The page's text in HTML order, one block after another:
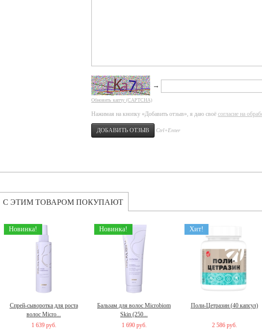
→
Обновить капчу (CAPTCHA)
Нажимая на кнопку «Добавить отзыв», я даю своё согласие на
Ctrl+Enter
С ЭТИМ ТОВАРОМ ПОКУПАЮТ
Новинка!
Спрей-сыворотка для роста
волос Micro...
1 639 руб.
Новинка!
Бальзам для волос Microbiom
Skin (250...
1 690 руб.
Хит!
Поли-Цетразин (40 капсул)
2 586 руб.